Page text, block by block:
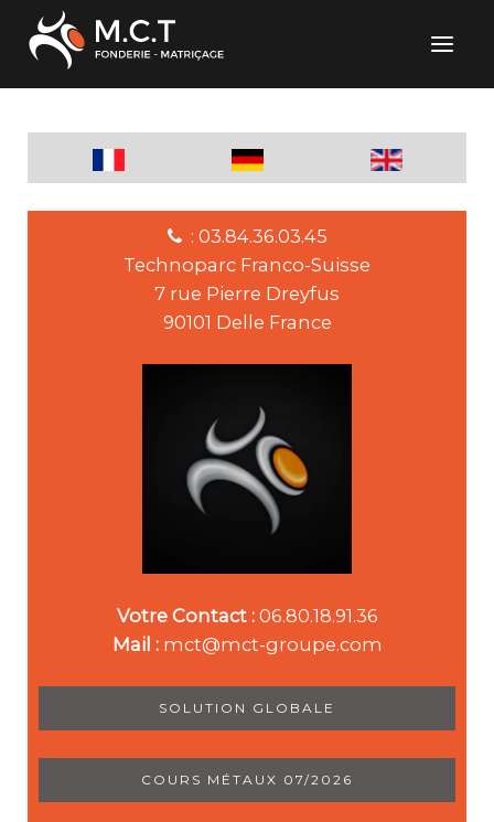
: 03.84.36.03.45
Technoparc Franco-Suisse
7 rue Pierre Dreyfus
90101 Delle France
Votre Contact : 06.80.18.91.36
Mail : mct@mct-groupe.com
SOLUTION GLOBALE
COURS MÉTAUX 07/2026